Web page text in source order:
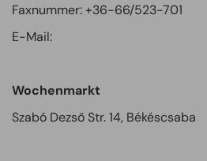
Faxnummer: +36-66/523-701
E-Mail:
Wochenmarkt
Szabó Dezső Str. 14, Békéscsaba